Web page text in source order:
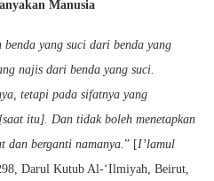
Manusia
yang suci dari benda yang
najis dari benda yang suci.
tetapi pada sifatnya yang
itu]. Dan tidak boleh menetapkan
dan berganti namanya.” [I’lamul
Darul Kutub Al-‘Ilmiyah, Beirut,